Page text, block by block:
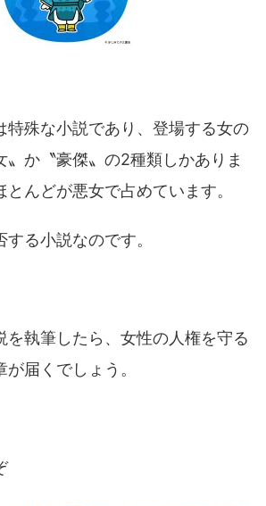
特殊な小説であり、登場する女の
〟か〝豪傑〟の2種類しかありま
んどが悪女で占めています。
る小説なのです。
を執筆したら、女性の人権を守る
届くでしょう。